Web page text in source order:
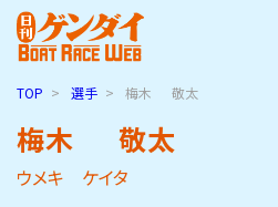
TOP 選手 梅木 敬太
梅木 敬太
ウメキ ケイタ